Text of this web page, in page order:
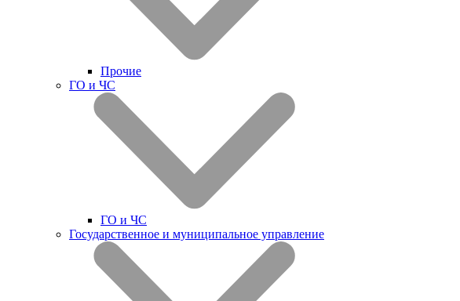
Прочие
ГО и ЧС
ГО и ЧС
Государственное и муниципальное управление